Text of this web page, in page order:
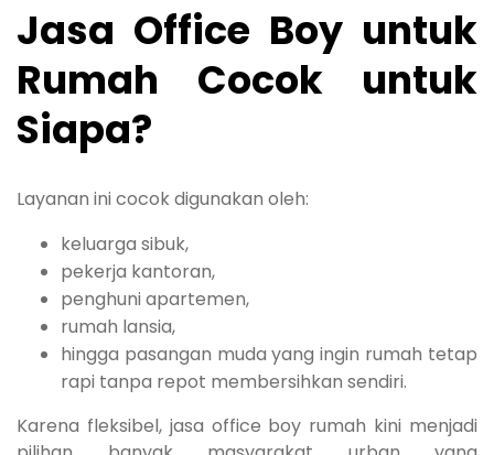
Jasa Office Boy untuk
Rumah Cocok untuk
Siapa?
Layanan ini cocok digunakan oleh:
keluarga sibuk,
pekerja kantoran,
penghuni apartemen,
rumah lansia,
hingga pasangan muda yang ingin rumah tetap
rapi tanpa repot membersihkan sendiri.
Karena fleksibel, jasa office boy rumah kini menjadi